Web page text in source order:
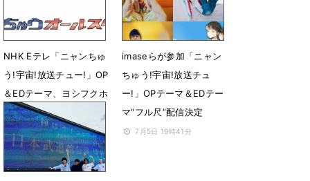
NHK Eテレ「ニャンちゅ
う!宇宙!放送チュー!」OP
＆EDテーマ、ヨシフクホ
ノカ氏が手がけた配信ジ
ャケ写公開
7月13日 00時06分
imaseらが参加「ニャン
ちゅう!宇宙!放送チュ
ー!」OPテーマ＆EDテー
マ“フル尺”配信決定
7月5日 19時41分